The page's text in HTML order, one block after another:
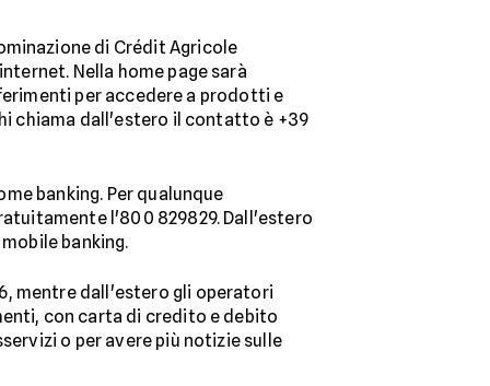
di Crédit Agricole
Nella home page sarà
per accedere a prodotti e
chiama dall'estero il contatto è +39
banking. Per qualunque
l'800 829829. Dall'estero
banking.
mentre dall'estero gli operatori
con carta di credito e debito
o per avere più notizie sulle